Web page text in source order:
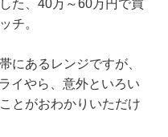
た、40万～60万円で買
チ。
にあるレンジですが、
イやら、意外といろい
とがおわかりいただけ